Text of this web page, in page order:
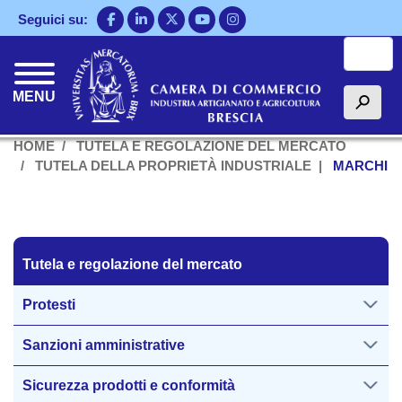
Salta
al
Seguici su:
MENU h
HOME
TUTELA E REGOLAZIONE DEL MERCATO
TUTELA DELLA PROPRIETÀ INDUSTRIALE
MARCHI
Tutela regolazione del mercato
Tutela e regolazione del mercato
Protesti
Sanzioni amministrative
Sicurezza prodotti e conformità